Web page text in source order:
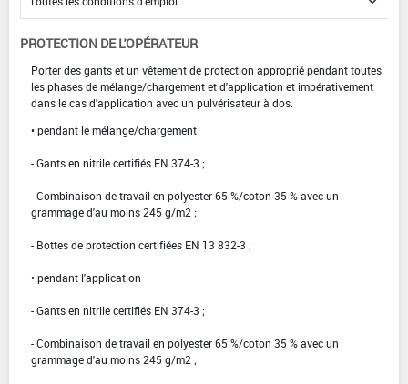
PROTECTION DE L'OPÉRATEUR
Porter des gants et un vêtement de protection approprié pendant toutes
les phases de mélange/chargement et d'application et impérativement
dans le cas d'application avec un pulvérisateur à dos.
• pendant le mélange/chargement
- Gants en nitrile certifiés EN 374-3 ;
- Combinaison de travail en polyester 65 %/coton 35 % avec un
grammage d'au moins 245 g/m2 ;
- Bottes de protection certifiées EN 13 832-3 ;
• pendant l'application
- Gants en nitrile certifiés EN 374-3 ;
- Combinaison de travail en polyester 65 %/coton 35 % avec un
grammage d'au moins 245 g/m2 ;